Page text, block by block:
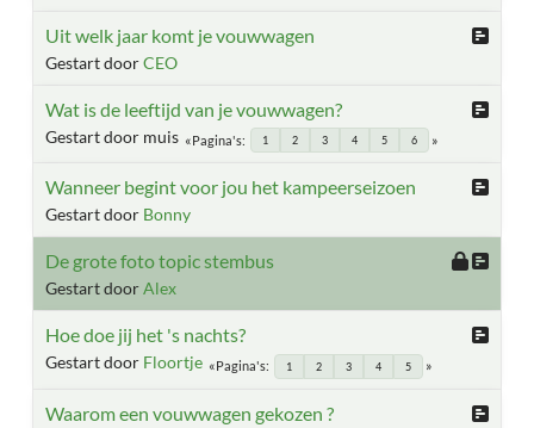
Uit welk jaar komt je vouwwagen
Gestart doorCEO
Wat is de leeftijd van je vouwwagen?
Gestart door muis Pagina's 1 2 3 4 5 6
Wanneer begint voor jou het kampeerseizoen
Gestart door Bonny
De grote foto topic stembus
Gestart doorAlex
Hoe doe jij het 's nachts?
Gestart door Floortje Pagina's 1 2 3 4 5
Waarom een vouwwagen gekozen ?